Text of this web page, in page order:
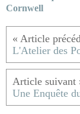
Cornwell
L'Atelier des